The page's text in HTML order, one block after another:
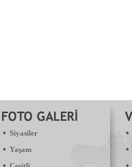
• Siyasiler
• Yaşam
•
•